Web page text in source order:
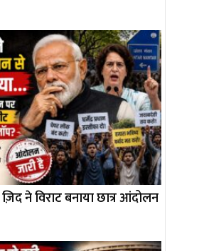
ने विराट बनाया छात्र आंदोलन